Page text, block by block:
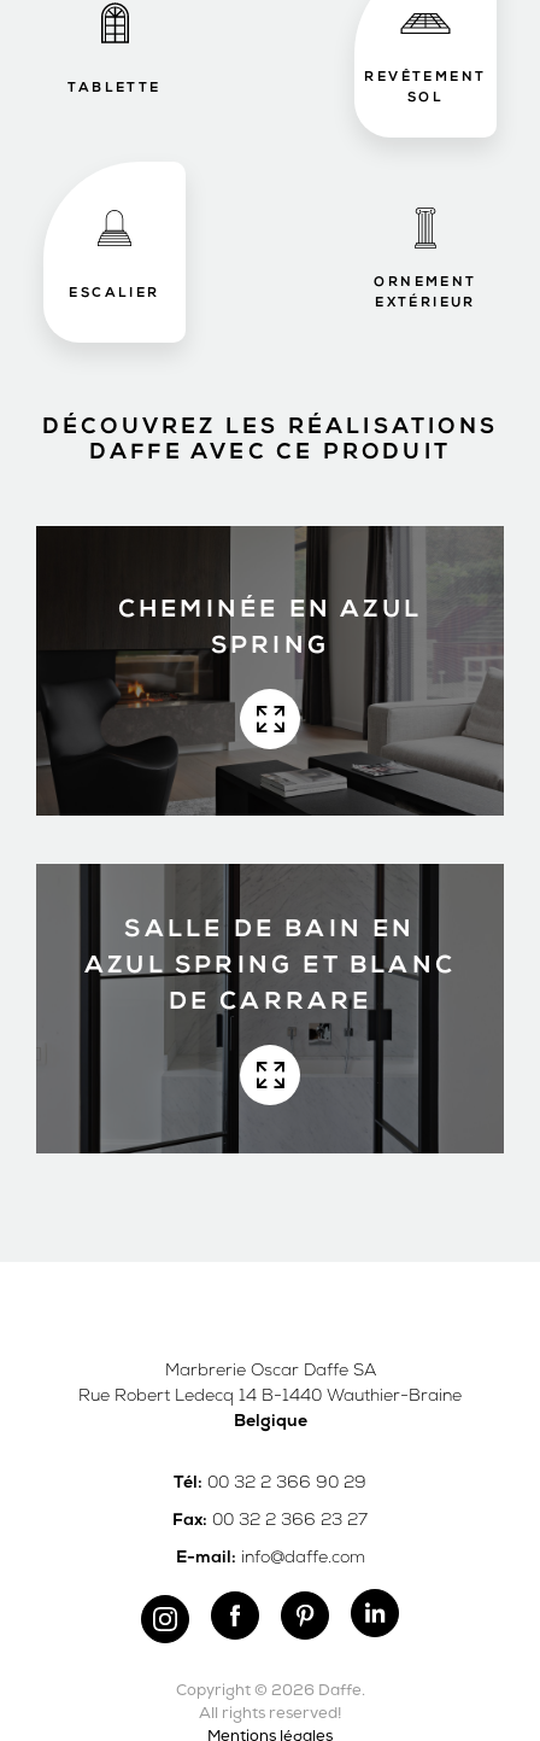
TABLETTE
REVÊTEMENT
SOL
ESCALIER
ORNEMENT
EXTÉRIEUR
DÉCOUVREZ LES RÉALISATIONS
DAFFE AVEC CE PRODUIT
CHEMINÉE EN AZUL
SPRING
SALLE DE BAIN EN
AZUL SPRING ET BLANC
DE CARRARE
Marbrerie Oscar Daffe SA
Rue Robert Ledecq 14 B-1440 Wauthier-Braine
Belgique
Tél: 00 32 2 366 90 29
Fax: 00 32 2 366 23 27
E-mail: info@daffe.com
Copyright © 2026 Daffe.
All rights reserved!
Mentions légales